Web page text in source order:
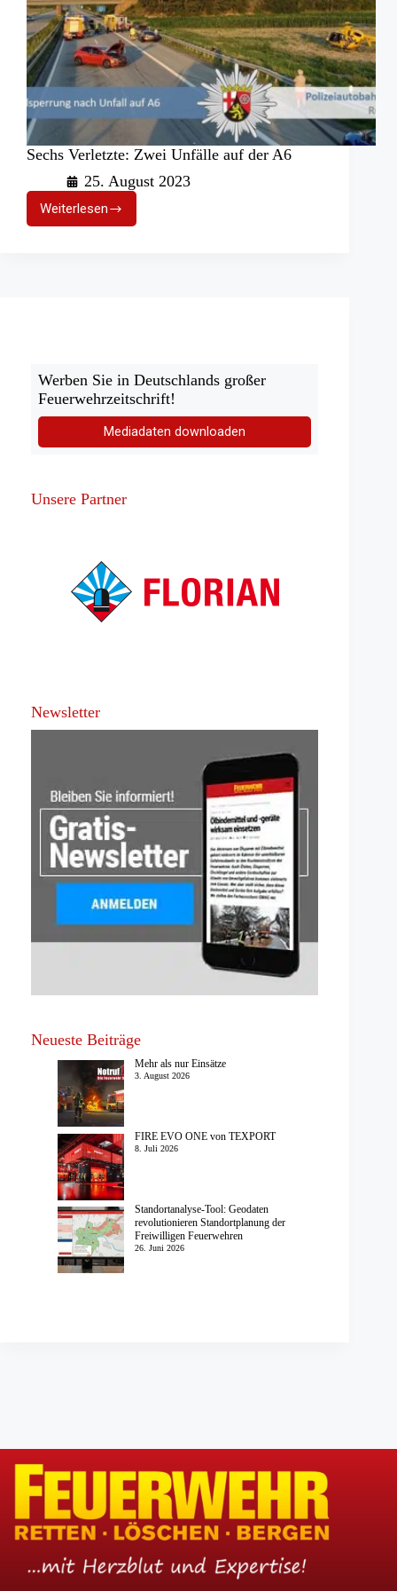
Sechs Verletzte: Zwei Unfälle auf der A6
25. August 2023
Weiterlesen
Sechs
Verletzte:
Werben Sie in Deutschlands großer
Feuerwehrzeitschrift!
Mediadaten downloaden
Unsere Partner
Newsletter
Neueste Beiträge
Mehr als nur Einsätze
3. August 2026
FIRE EVO ONE von TEXPORT
8. Juli 2026
Standortanalyse-Tool: Geodaten
revolutionieren Standortplanung der
Freiwilligen Feuerwehren
26. Juni 2026